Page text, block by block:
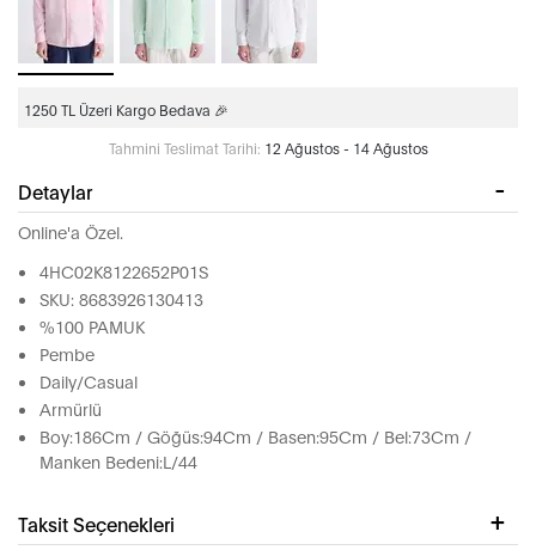
1250 TL Üzeri Kargo Bedava 🎉
Tahmini Teslimat Tarihi: 12 Ağustos - 14 Ağustos
Detaylar
Online'a Özel.
4HC02K8122652P01S
SKU: 8683926130413
%100 PAMUK
Pembe
Daily/Casual
Armürlü
Boy:186Cm / Göğüs:94Cm / Basen:95Cm / Bel:73Cm /
Manken Bedeni:L/44
Taksit Seçenekleri